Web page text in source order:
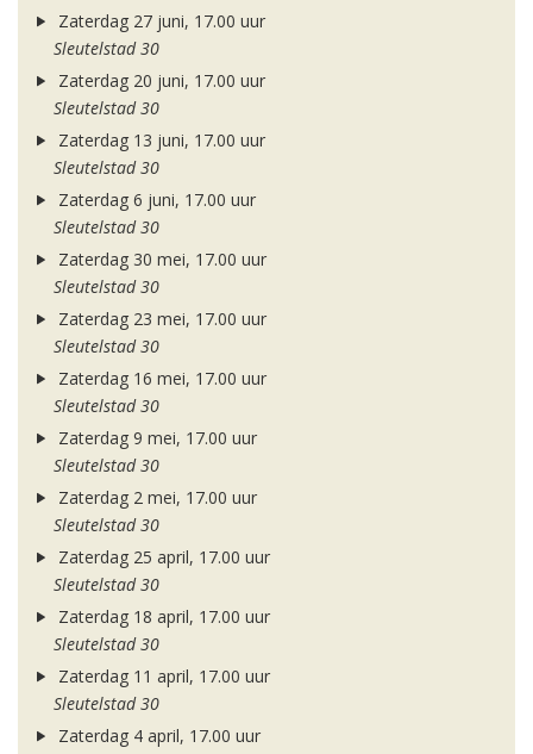
Zaterdag 27 juni, 17.00 uur
Sleutelstad 30
Zaterdag 20 juni, 17.00 uur
Sleutelstad 30
Zaterdag 13 juni, 17.00 uur
Sleutelstad 30
Zaterdag 6 juni, 17.00 uur
Sleutelstad 30
Zaterdag 30 mei, 17.00 uur
Sleutelstad 30
Zaterdag 23 mei, 17.00 uur
Sleutelstad 30
Zaterdag 16 mei, 17.00 uur
Sleutelstad 30
Zaterdag 9 mei, 17.00 uur
Sleutelstad 30
Zaterdag 2 mei, 17.00 uur
Sleutelstad 30
Zaterdag 25 april, 17.00 uur
Sleutelstad 30
Zaterdag 18 april, 17.00 uur
Sleutelstad 30
Zaterdag 11 april, 17.00 uur
Sleutelstad 30
Zaterdag 4 april, 17.00 uur